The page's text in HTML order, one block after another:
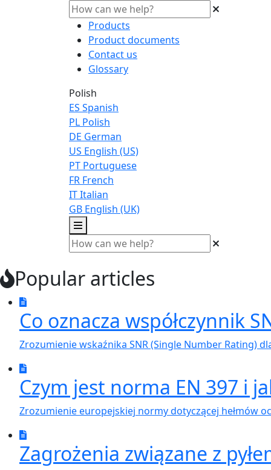
Products
Product documents
Contact us
Glossary
Polish
ES Spanish
PL Polish
DE German
US English (US)
PT Portuguese
FR French
ITItalian
GB English (UK)
Popular articles
Co oznacza współczynnik
Zrozumienie wskaźnika SNR (Single Number Rating)
Czym jest norma EN 397 i
Zrozumienie europejskiej normy dotyczącej hełmów
Zagrożenia związane z